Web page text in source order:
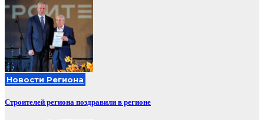
Новости Региона
Строителей региона поздравили в регионе